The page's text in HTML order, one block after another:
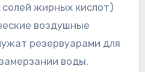
жирных кислот)
воздушные
резервуарами для
воды.